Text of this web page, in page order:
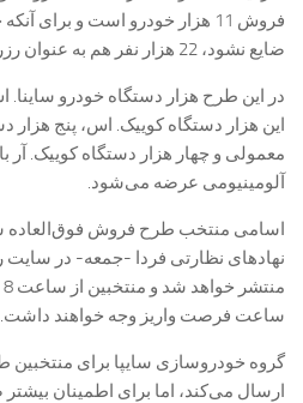
فروش 11 هزار خودرو است و برای
ضایع نشود، 22 هزار نفر هم به عنوان رزرو در نظر گرفته شده اند.
در این طرح هزار دستگاه خودرو
این هزار دستگاه کوییک. اس، پنج هزار
معمولی و چهار هزار دستگاه کوییک. آر
آلومینیومی عرضه می‌شود.
اسامی منتخب طرح فروش فوق‌العاده
نهاد‌های نظارتی فردا -جمعه- در
ساعت فرصت واریز وجه خواهند داشت.
گروه خودروسازی سایپا برای
ارسال می‌کند، اما برای اطمینان